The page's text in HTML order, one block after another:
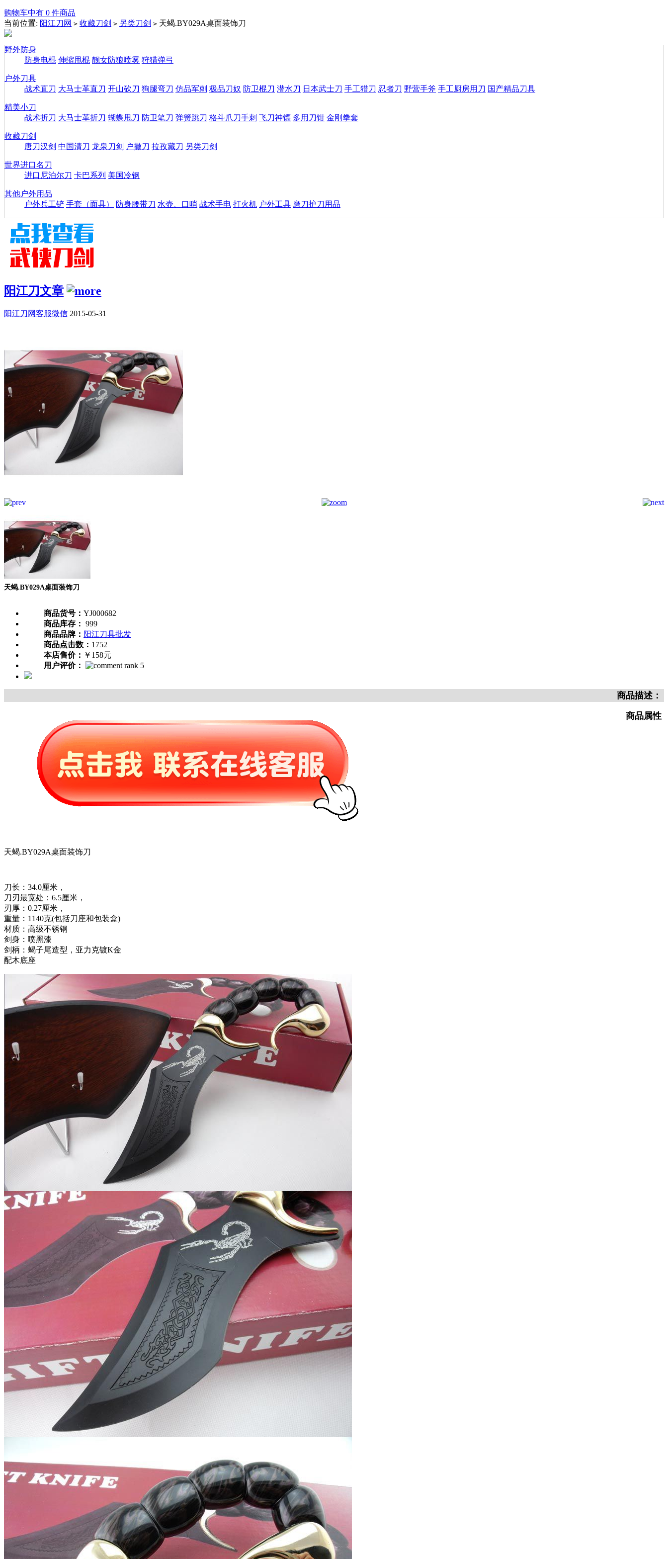
购物车中有 0 件商品
当前位置: 阳江刀网 > 收藏刀剑 > 另类刀剑 > 天蝎.BY029A桌面装饰刀
野外防身
防身电棍 伸缩甩棍 靓女防狼喷雾 狩猎弹弓
户外刀具
战术直刀 大马士革直刀 开山砍刀 狗腿弯刀 仿品军刺 极品刀奴 防卫棍刀 潜水刀 日本武士刀 手工猎刀 忍者刀 野营手斧 手工厨房用刀 国产精品刀具
精美小刀
战术折刀 大马士革折刀 蝴蝶甩刀 防卫笔刀 弹簧跳刀 格斗爪刀手刺 飞刀神镖 多用刀钳 金刚拳套
收藏刀剑
唐刀汉剑 中国清刀 龙泉刀剑 户撒刀 拉孜藏刀 另类刀剑
世界进口名刀
进口尼泊尔刀 卡巴系列 美国冷钢
其他户外用品
户外兵工铲 手套（面具） 防身腰带刀 水壶、口哨 战术手电 打火机 户外工具 磨刀护刀用品
阳江刀文章
阳江刀网客服微信 2015-05-31
天蝎.BY029A桌面装饰刀
商品货号： YJ000682
商品库存： 999
商品品牌： 阳江刀具批发
商品点击数： 1752
本店售价： ￥158元
用户评价：
商品描述：
商品属性
天蝎.BY029A桌面装饰刀
刀长：34.0厘米，
刀刃最宽处：6.5厘米，
刃厚：0.27厘米，
重量：1140克(包括刀座和包装盒)
材质：高级不锈钢
剑身：喷黑漆
剑柄：蝎子尾造型，亚力克镀K金
配木底座